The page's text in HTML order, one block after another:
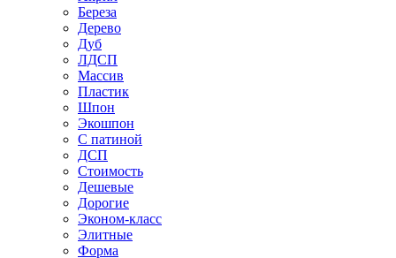
Береза
Дерево
Дуб
ЛДСП
Массив
Пластик
Шпон
Экошпон
С патиной
ДСП
Стоимость
Дешевые
Дорогие
Эконом-класс
Элитные
Форма